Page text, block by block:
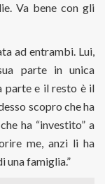
Va bene con gli
ad entrambi. Lui,
parte in unica
parte e il resto è il
scopro che ha
ha “investito” a
me, anzi li ha
una famiglia.”